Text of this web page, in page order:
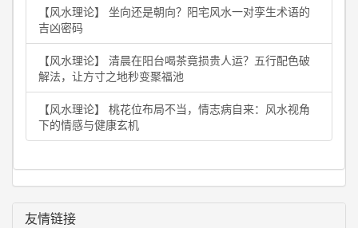
【风水理论】 坐向还是朝向？阳宅风水一对孪生术语的
吉凶密码
【风水理论】 清晨在阳台喝茶竟损贵人运？五行配色破
解法，让方寸之地秒变聚福池
【风水理论】 桃花位布局不当，情志病自来：风水视角
下的情感与健康玄机
友情链接